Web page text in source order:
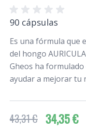
90 cápsulas
Es una fórmula que
del hongo
Gheos ha
ayudar a mejorar tu
43,31 € 34,35 €